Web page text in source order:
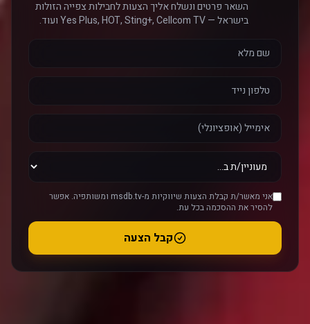
השאר פרטים ונשלח אליך הצעות לחבילות צפייה הזולות
בישראל — Yes Plus, HOT, Sting+, Cellcom TV ועוד.
אני מאשר/ת קבלת הצעות שיווקיות מ-msdb.tv ומשותפיה. אפשר
להסיר את ההסכמה בכל עת.
קבל הצעה